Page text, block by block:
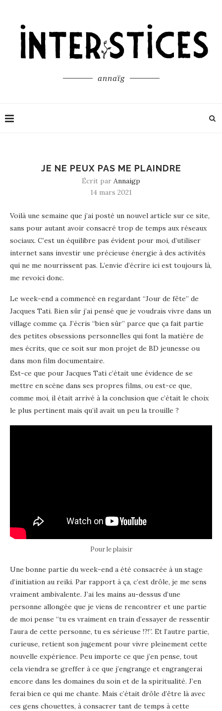
annaïg
JE NE PEUX PAS ME PLAINDRE
Écrit par Annaigp
14 mars 2021
Voilà une semaine que j’ai posté un nouvel article sur ce site,
sans pour autant avoir consacré trop de temps aux réseaux
sociaux. C’est un équilibre pas évident pour moi, d’utiliser
internet sans investir une précieuse énergie à des activités
qui ne me nourrissent pas. L’envie d’écrire ici est toujours là,
me revoici donc.
Le week-end a commencé en regardant “Jour de fête” de
Jacques Tati. Bien sûr j’ai pensé que je voudrais vivre dans un
village comme ça. J’écris “bien sûr” parce que ça fait partie
des petites obsessions personnelles qui font la matière de
mes écrits, que ce soit sur mon projet de BD jeunesse ou
dans mon film documentaire.
Est-ce que pour Jacques Tati c’était une évidence de se
mettre en scène dans ses propres films, ou est-ce que,
comme moi, il était arrivé à la conclusion que c’était le choix
le plus pertinent mais qu’il avait un peu la trouille ?
Pour le plaisir
Une bonne partie du week-end a été consacrée à un stage
d’initiation au reiki. Par rapport à ça, c’est drôle, je me sens
vraiment ambivalente. J’ai les mains au-dessus d’une
personne allongée que je viens de rencontrer et une partie
de moi pense “tu es vraiment en train d’essayer de ressentir
l’aura de cette personne, tu es sérieuse !?!”. Et l’autre partie,
curieuse, retient son jugement pour vivre pleinement cette
nouvelle expérience. Peu importe ce que j’en pense, tout
cela viendra se greffer à ce que j’engrange et engrangerai
encore dans les domaines du soin et de la spiritualité. J’en
ferai bien ce qui me chante. Mais c’était drôle d’être là avec
ces gens chouettes, à consacrer tant de temps à cette